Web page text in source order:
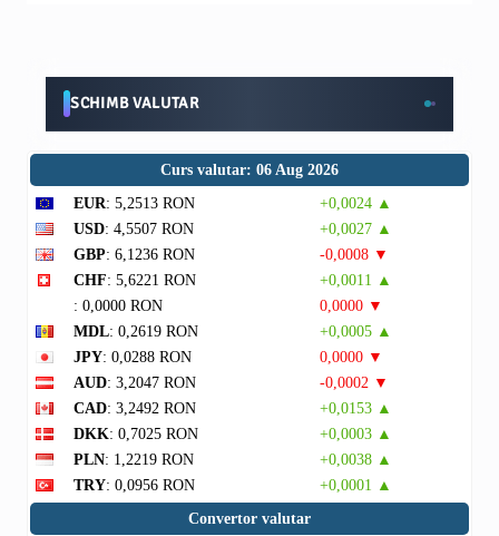
SCHIMB VALUTAR
Curs valutar: 06 Aug 2026
EUR: 5,2513 RON
+0,0024 ▲
USD: 4,5507 RON
+0,0027 ▲
GBP: 6,1236 RON
-0,0008 ▼
CHF: 5,6221 RON
+0,0011 ▲
: 0,0000 RON
0,0000 ▼
MDL: 0,2619 RON
+0,0005 ▲
JPY: 0,0288 RON
0,0000 ▼
AUD: 3,2047 RON
-0,0002 ▼
CAD: 3,2492 RON
+0,0153 ▲
DKK: 0,7025 RON
+0,0003 ▲
PLN: 1,2219 RON
+0,0038 ▲
TRY: 0,0956 RON
+0,0001 ▲
Convertor valutar